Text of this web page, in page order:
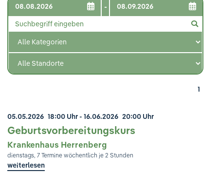
Der Klinikverbund Südwest
Standorte & Kontakt
Ihre Meinung ist uns wichtig!
-
1
05.05.2026 18:00 Uhr - 16.06.2026 20:00 Uhr
Geburtsvorbereitungskurs
Krankenhaus Herrenberg
dienstags, 7 Termine wöchentlich je 2 Stunden
weiterlesen